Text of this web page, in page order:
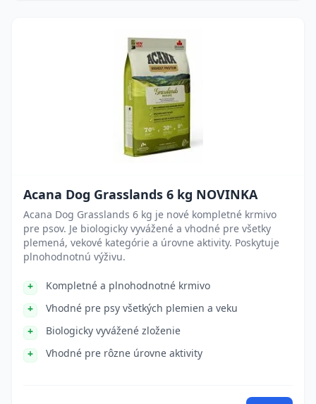
Acana Dog Grasslands 6 kg NOVINKA
Acana Dog Grasslands 6 kg je nové kompletné krmivo
pre psov. Je biologicky vyvážené a vhodné pre všetky
plemená, vekové kategórie a úrovne aktivity. Poskytuje
plnohodnotnú výživu.
Kompletné a plnohodnotné krmivo
Vhodné pre psy všetkých plemien a veku
Biologicky vyvážené zloženie
Vhodné pre rôzne úrovne aktivity